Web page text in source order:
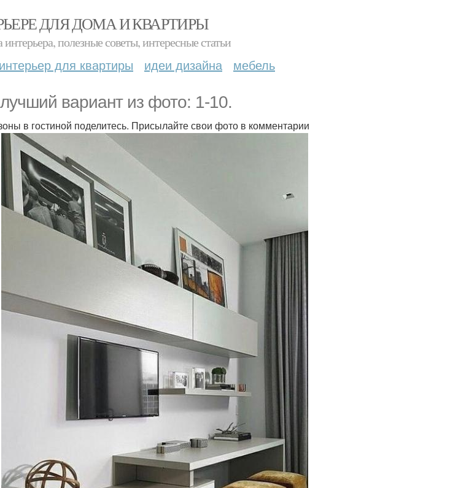
ДЛЯ ДОМА И КВАРТИРЫ
полезные советы, интересные статьи
интерьер для квартиры идеи дизайна мебель
вариант из фото: 1-10.
в гостиной поделитесь. Присылайте свои фото в комментарии